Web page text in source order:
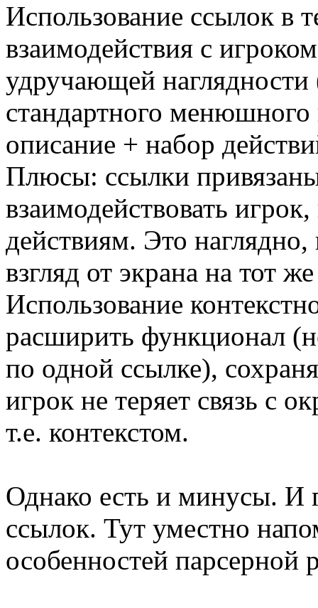
Использование ссылок в
взаимодействия с
удручающей
стандартного
описание + набор
Плюсы: ссылки
взаимодействовать
действиям. Это
взгляд от экрана на тот
Использование
расширить функционал
по одной ссылке),
игрок не теряет связь с
т.е. контекстом.
Однако есть и минусы. И
ссылок. Тут уместно
особенностей парсерной